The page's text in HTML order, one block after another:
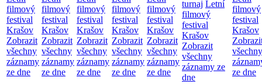
filmový
festival
Krašov
Zobrazit
všechny
záznamy
ze dne
filmový
festival
Krašov
Zobrazit
všechny
záznamy
ze dne
filmový
festival
Krašov
Zobrazit
všechny
záznamy
ze dne
filmový
festival
Krašov
Zobrazit
všechny
záznamy
ze dne
filmový
festival
Krašov
Zobrazit
všechny
záznamy
ze dne
turnaj Letní
filmový
festival
Krašov
Zobrazit
všechny
záznamy ze
dne
filmový
festival
Krašov
všechny
ze dne